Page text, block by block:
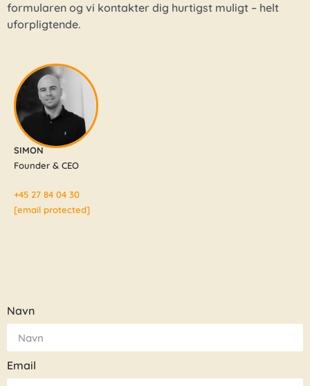
formularen og vi kontakter dig hurtigst muligt – helt
uforpligtende.
SIMON
Founder & CEO
+45 27 84 04 30
[email protected]
Navn
Email